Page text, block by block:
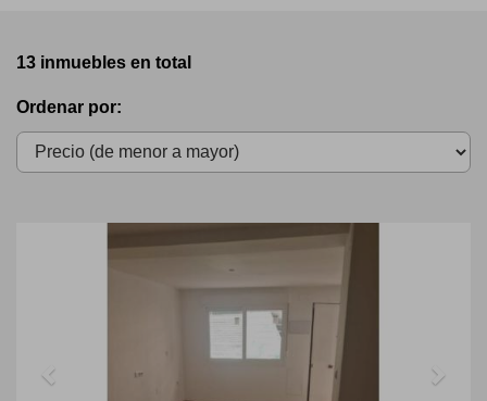
13 inmuebles en total
Ordenar por: